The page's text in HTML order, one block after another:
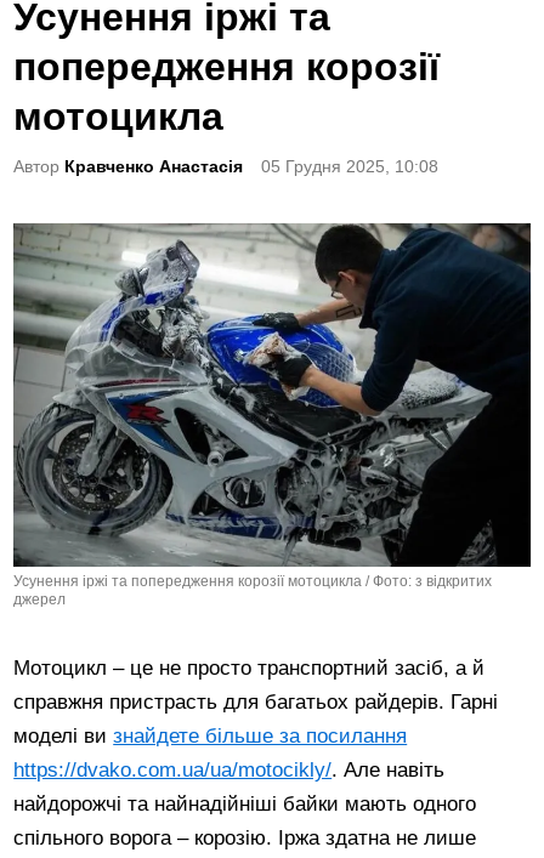
s
e
d
i
Усунення іржі та
попередження корозії
мотоцикла
Автор Кравченко Анастасія 05 Грудня 2025, 10:08
Усунення іржі та попередження корозії мотоцикла / Фото: з відкритих
джерел
Мотоцикл – це не просто транспортний засіб, а й
справжня пристрасть для багатьох райдерів. Гарні
моделі визнайдете більше за посилання
https://dvako.com.ua/ua/motocikly/. Але навіть
найдорожчі та найнадійніші байки мають одного
спільного ворога – корозію. Іржа здатна не лише